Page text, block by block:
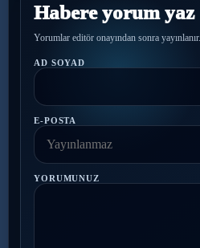
Habere yorum yaz
Yorumlar editör onayından sonra yayınlanır.
AD SOYAD
E-POSTA
YORUMUNUZ